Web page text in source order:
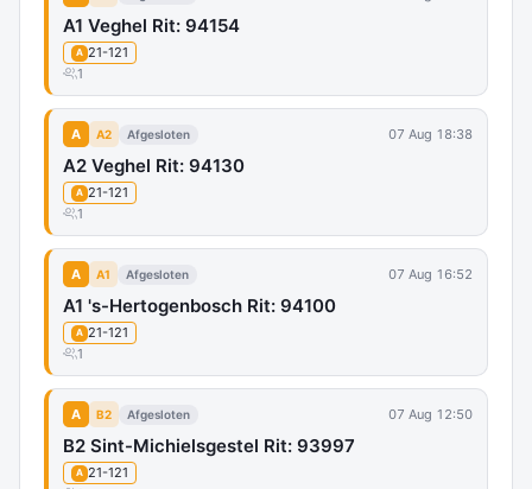
A1 Veghel Rit: 94154
A 21-121
1
A A2 Afgesloten 07 Aug 18:38
A2 Veghel Rit: 94130
A 21-121
1
A A1 Afgesloten 07 Aug 16:52
A1 's-Hertogenbosch Rit: 94100
A 21-121
1
A B2 Afgesloten 07 Aug 12:50
B2 Sint-Michielsgestel Rit: 93997
A 21-121